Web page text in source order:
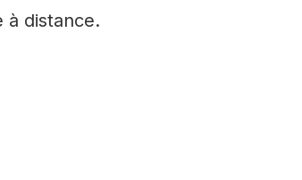
à distance.